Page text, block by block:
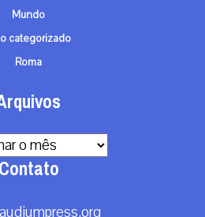
Mundo
categorizado
Roma
Contato